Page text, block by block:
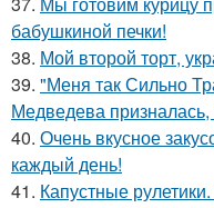
бабушкиной печки!
38. Мой второй торт,
39. "Меня так Сильно
Медведева
40. Очень вкусное
каждый день!
41. Капустные